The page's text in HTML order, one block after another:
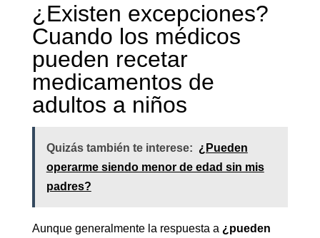
¿Existen excepciones?
Cuando los médicos
pueden recetar
medicamentos de
adultos a niños
Quizás también te interese: ¿Pueden
operarme siendo menor de edad sin mis
padres?
Aunque generalmente la respuesta a ¿pueden